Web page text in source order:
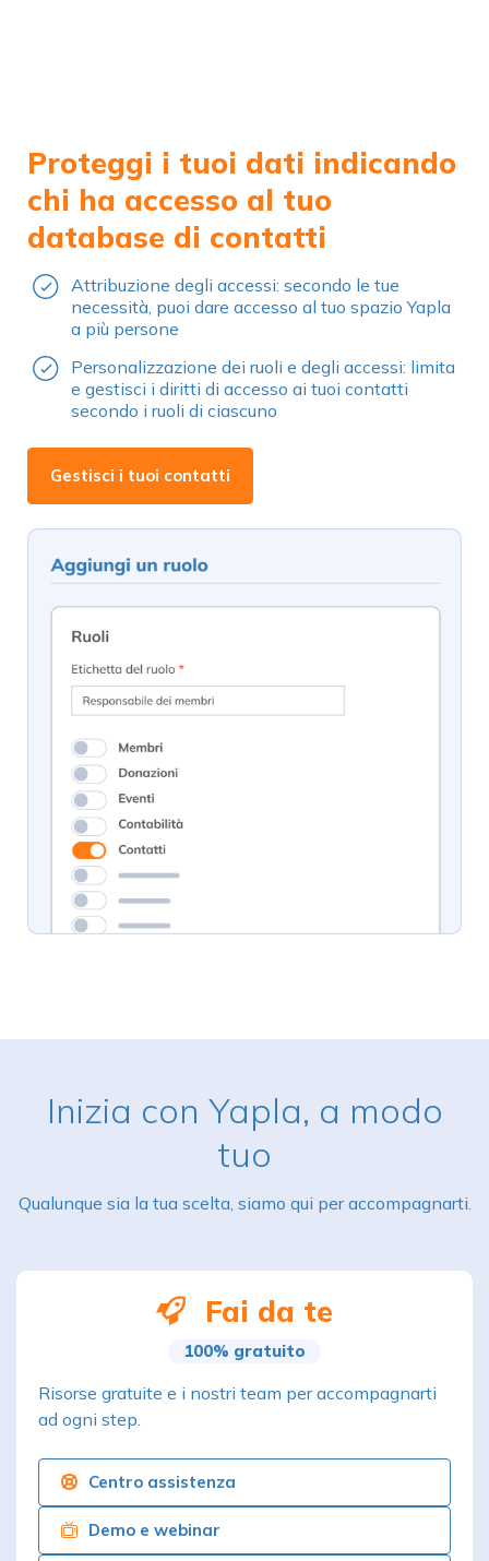
Proteggi i tuoi dati indicando
chi ha accesso al tuo
database di contatti
Attribuzione degli accessi: secondo le tue
necessità, puoi dare accesso al tuo spazio Yapla
a più persone
Personalizzazione dei ruoli e degli accessi: limita
e gestisci i diritti di accesso ai tuoi contatti
secondo i ruoli di ciascuno
Gestisci i tuoi contatti
Inizia con Yapla, a modo
tuo
Qualunque sia la tua scelta, siamo qui per accompagnarti.
Fai da te
100% gratuito
Risorse gratuite e i nostri team per accompagnarti
ad ogni step.
Centro assistenza
Demo e webinar